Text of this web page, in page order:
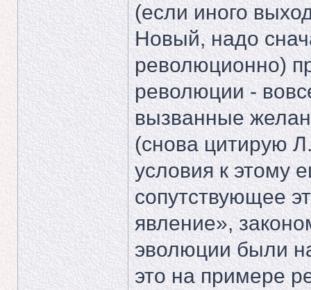
(если иного
Новый, надо
революционно)
революции -
вызванные
(снова цитирую
условия к этому
сопутствующее
явление»,
эволюции были
это на примере